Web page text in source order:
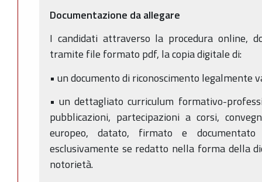
Documentazione da allegare
I candidati attraverso la procedura online,
tramite file formato pdf, la copia digitale di:
• un documento di riconoscimento legalmente
• un dettagliato curriculum formativo-
pubblicazioni, partecipazioni a corsi,
europeo, datato, firmato e
esclusivamente se redatto nella forma della
notorietà.